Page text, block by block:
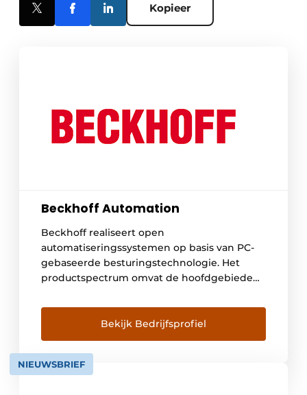
Kopieer
Beckhoff Automation
Beckhoff realiseert open
automatiseringssystemen op basis van PC-
gebaseerde besturingstechnologie. Het
productspectrum omvat de hoofdgebieden
aandrijftechniek en
automatiseringssoftware. Voor alle gebieden
zijn productreeksen beschikbaar, die als
afzonderlijke componenten kunnen worden
gebruikt of gezamenlijk als een compleet,
Bekijk Bedrijfsprofiel
NIEUWSBRIEF